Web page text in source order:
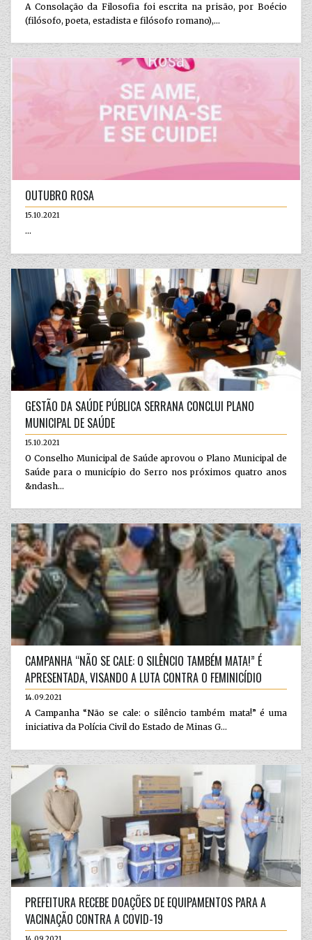
A Consolação da Filosofia foi escrita na prisão, por Boécio
(filósofo, poeta, estadista e filósofo romano),...
OUTUBRO ROSA
15.10.2021
...
GESTÃO DA SAÚDE PÚBLICA SERRANA CONCLUI PLANO
MUNICIPAL DE SAÚDE
15.10.2021
O Conselho Municipal de Saúde aprovou o Plano Municipal de
Saúde para o município do Serro nos próximos quatro anos
&ndash...
CAMPANHA “NÃO SE CALE: O SILÊNCIO TAMBÉM MATA!” É
APRESENTADA, VISANDO A LUTA CONTRA O FEMINICÍDIO
14.09.2021
A Campanha “Não se cale: o silêncio também mata!” é uma
iniciativa da Polícia Civil do Estado de Minas G...
PREFEITURA RECEBE DOAÇÕES DE EQUIPAMENTOS PARA A
VACINAÇÃO CONTRA A COVID-19